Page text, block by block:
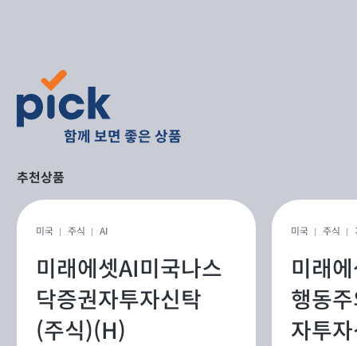
함께 보면 좋은 상품
추천상품
미국 주식 AI
미래에셋AI미국나스
닥증권자투자신탁
(주식)(H)
미국 주식
미래
행동
자투